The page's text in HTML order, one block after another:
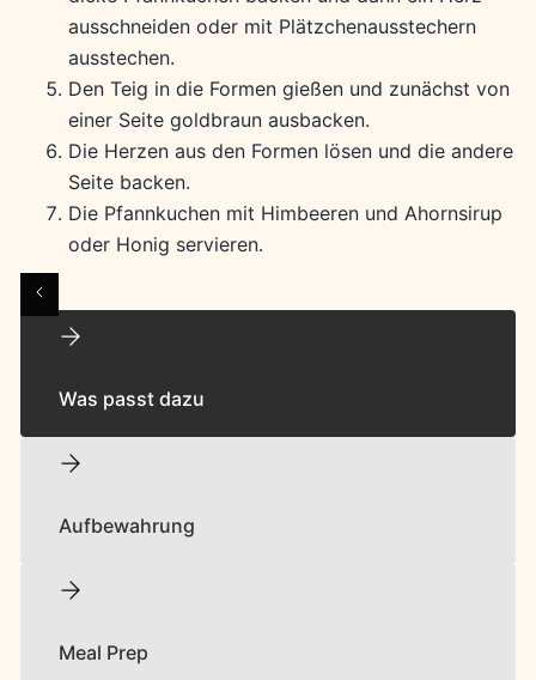
ausschneiden oder mit Plätzchenausstechern
ausstechen.
Den Teig in die Formen gießen und zunächst von
einer Seite goldbraun ausbacken.
Die Herzen aus den Formen lösen und die andere
Seite backen.
Die Pfannkuchen mit Himbeeren und Ahornsirup
oder Honig servieren.
Was passt dazu
Aufbewahrung
Meal Prep